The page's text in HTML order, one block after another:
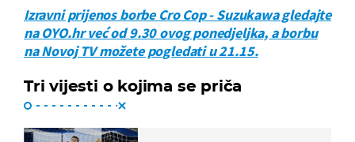
Izravni prijenos borbe Cro Cop - Suzukawa gledajte
na OYO.hr već od 9.30 ovog ponedjeljka, a borbu
na Novoj TV možete pogledati u 21.15.
Tri vijesti o kojima se priča